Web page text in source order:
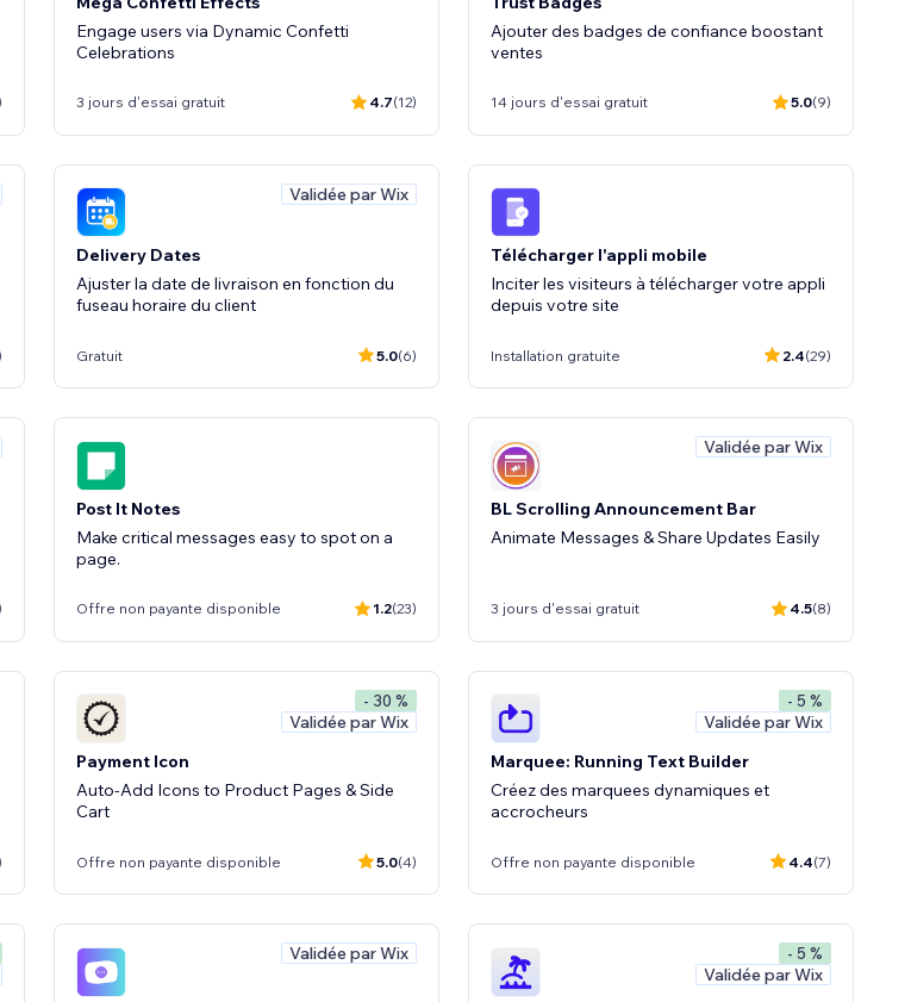
Engage users via Dynamic Confetti
Celebrations
3 jours d'essai gratuit 4.7(12)
Ajouter des badges de confiance boostant
ventes
14 jours d'essai gratuit 5.0(9)
Validée par Wix
Delivery Dates
Ajuster la date de livraison en fonction du
fuseau horaire du client
Gratuit 5.0(6)
Télécharger l'appli mobile
Inciter les visiteurs à télécharger votre appli
depuis votre site
Installation gratuite 2.4(29)
Post It Notes
Make critical messages easy to spot on a
page.
Offre non payante disponible 1.2(23)
Validée par Wix
BL Scrolling Announcement Bar
Animate Messages & Share Updates Easily
3 jours d'essai gratuit 4.5(8)
- 30 %
Validée par Wix
Payment Icon
Auto-Add Icons to Product Pages & Side
Cart
Offre non payante disponible 5.0(4)
- 5 %
Validée par Wix
Marquee: Running Text Builder
Créez des marquees dynamiques et
accrocheurs
Offre non payante disponible 4.4(7)
Validée par Wix - 5 %
Validée par Wix